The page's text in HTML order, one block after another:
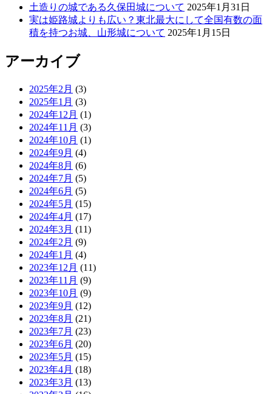
土造りの城である久保田城について 2025年1月31日
実は姫路城よりも広い？東北最大にして全国有数の面
積を持つお城、山形城について 2025年1月15日
アーカイブ
2025年2月 (3)
2025年1月 (3)
2024年12月 (1)
2024年11月 (3)
2024年10月 (1)
2024年9月 (4)
2024年8月 (6)
2024年7月 (5)
2024年6月 (5)
2024年5月 (15)
2024年4月 (17)
2024年3月 (11)
2024年2月 (9)
2024年1月 (4)
2023年12月 (11)
2023年11月 (9)
2023年10月 (9)
2023年9月 (12)
2023年8月 (21)
2023年7月 (23)
2023年6月 (20)
2023年5月 (15)
2023年4月 (18)
2023年3月 (13)